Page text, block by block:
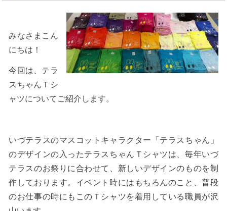
みなさまこん
にちは！
今回は、テラ
スちゃんＴシ
ャツについてご紹介します。
いづテラスのマスコットキャラクター「テラスちゃん」
のデザインの入ったテラスちゃんＴシャツは、毎年いづ
テラスのお祭りに合わせて、新しいデザインのものを制
作しております。イベント時にはもちろんのこと、普段
のお仕事の時にもこのＴシャツを着用している職員が沢